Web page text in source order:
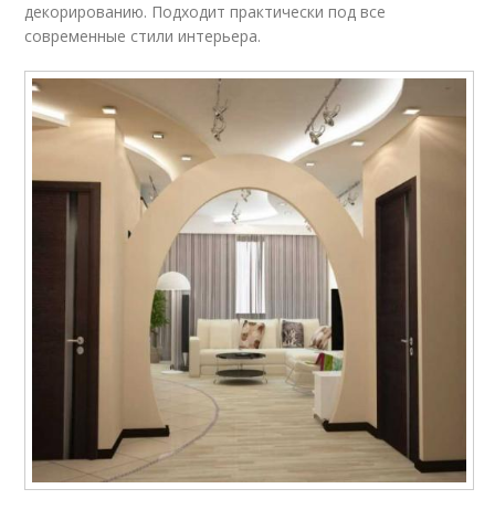
декорированию. Подходит практически под все
современные стили интерьера.